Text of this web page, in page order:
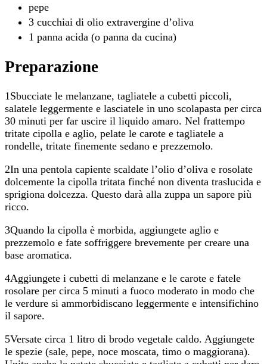
pepe
3 cucchiai di olio extravergine d’oliva
1 panna acida (o panna da cucina)
Preparazione
1Sbucciate le melanzane, tagliatele a cubetti piccoli,
salatele leggermente e lasciatele in uno scolapasta per circa
30 minuti per far uscire il liquido amaro. Nel frattempo
tritate cipolla e aglio, pelate le carote e tagliatele a
rondelle, tritate finemente sedano e prezzemolo.
2In una pentola capiente scaldate l’olio d’oliva e rosolate
dolcemente la cipolla tritata finché non diventa traslucida e
sprigiona dolcezza. Questo darà alla zuppa un sapore più
ricco.
3Quando la cipolla è morbida, aggiungete aglio e
prezzemolo e fate soffriggere brevemente per creare una
base aromatica.
4Aggiungete i cubetti di melanzane e le carote e fatele
rosolare per circa 5 minuti a fuoco moderato in modo che
le verdure si ammorbidiscano leggermente e intensifichino
il sapore.
5Versate circa 1 litro di brodo vegetale caldo. Aggiungete
le spezie (sale, pepe, noce moscata, timo o maggiorana).